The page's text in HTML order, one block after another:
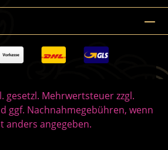
gesetzl. Mehrwertsteuer zzgl.
ggf. Nachnahmegebühren, wenn
anders angegeben.